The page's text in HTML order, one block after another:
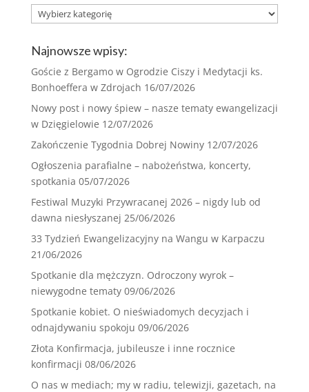
Rodzaj:
Najnowsze wpisy:
Goście z Bergamo w Ogrodzie Ciszy i Medytacji ks.
Bonhoeffera w Zdrojach 16/07/2026
Nowy post i nowy śpiew – nasze tematy ewangelizacji
w Dzięgielowie 12/07/2026
Zakończenie Tygodnia Dobrej Nowiny 12/07/2026
Ogłoszenia parafialne – nabożeństwa, koncerty,
spotkania 05/07/2026
Festiwal Muzyki Przywracanej 2026 – nigdy lub od
dawna niesłyszanej 25/06/2026
33 Tydzień Ewangelizacyjny na Wangu w Karpaczu
21/06/2026
Spotkanie dla mężczyzn. Odroczony wyrok –
niewygodne tematy 09/06/2026
Spotkanie kobiet. O nieświadomych decyzjach i
odnajdywaniu spokoju 09/06/2026
Złota Konfirmacja, jubileusze i inne rocznice
konfirmacji 08/06/2026
O nas w mediach; my w radiu, telewizji, gazetach, na